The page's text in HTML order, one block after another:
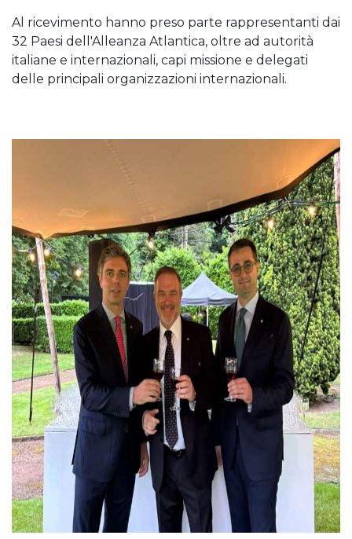
Al ricevimento hanno preso parte rappresentanti dai
32 Paesi dell'Alleanza Atlantica, oltre ad autorità
italiane e internazionali, capi missione e delegati
delle principali organizzazioni internazionali.